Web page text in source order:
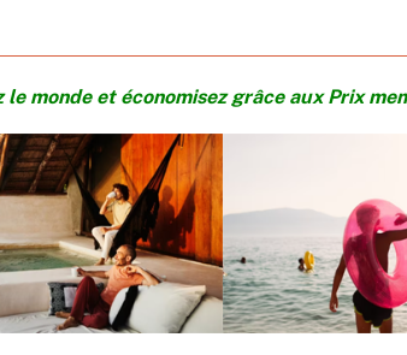
le monde et économisez grâce aux Prix